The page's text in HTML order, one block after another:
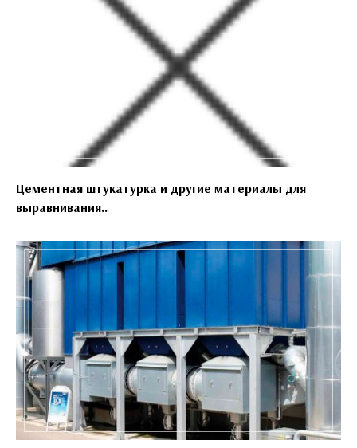
Цементная штукатурка и другие материалы для
выравнивания..